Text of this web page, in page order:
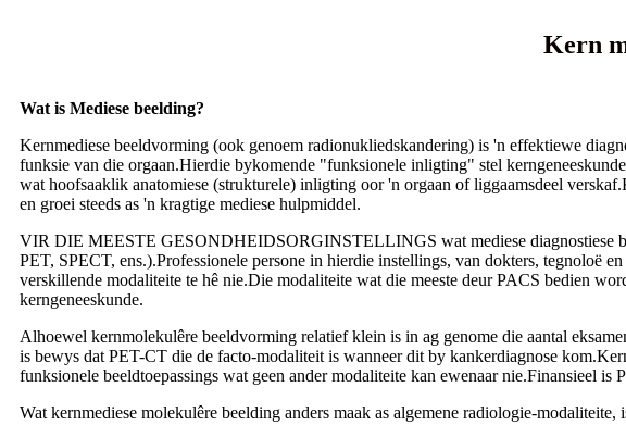
Kern
Wat is Mediese beelding?
Kernmediese beeldvorming (ook genoem radionukliedskandering) is 'n effektiewe
funksie van die orgaan.Hierdie bykomende "funksionele inligting" stel
wat hoofsaaklik anatomiese (strukturele) inligting oor 'n orgaan of liggaamsdeel
en groei steeds as 'n kragtige mediese hulpmiddel.
VIR DIE MEESTE GESONDHEIDSORGINSTELLINGS wat mediese diagnostiese
PET, SPECT, ens.).Professionele persone in hierdie instellings, van dokters, tegnoloë
verskillende modaliteite te hê nie.Die modaliteite wat die meeste deur PACS bedien
kerngeneeskunde.
Alhoewel kernmolekulêre beeldvorming relatief klein is in ag genome die aantal
is bewys dat PET-CT die de facto-modaliteit is wanneer dit by kankerdiagnose
funksionele beeldtoepassings wat geen ander modaliteite kan ewenaar nie.Finansieel
Wat kernmediese molekulêre beelding anders maak as algemene radiologie-